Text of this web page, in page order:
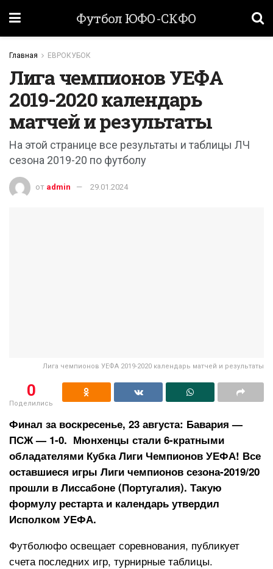
Футбол ЮФО-СКФО
Главная ЕВРОКУБОК
Лига чемпионов УЕФА
2019-2020 календарь
матчей и результаты
На этой странице все результаты и таблицы ЛЧ
сезона 2019-20 по футболу
от admin 29.01.2024
Лига чемпионов УЕФА 2019-2020 календарь матчей и результаты
0
Поделились
Финал за воскресенье, 23 августа: Бавария —
ПСЖ — 1-0. Мюнхенцы стали 6-кратными
обладателями Кубка Лиги Чемпионов УЕФА! Все
оставшиеся игры Лиги чемпионов сезона-2019/20
прошли в Лиссабоне (Португалия). Такую
формулу рестарта и календарь утвердил
Исполком УЕФА.
Футболюфо освещает соревнования, публикует
счета последних игр, турнирные таблицы.